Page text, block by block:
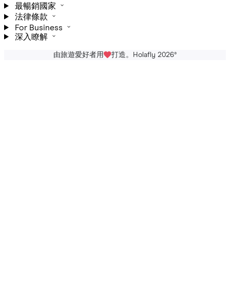
最暢銷國家
法律條款
For Business
深入瞭解
由旅遊愛好者用 打造。Holafly 2026®